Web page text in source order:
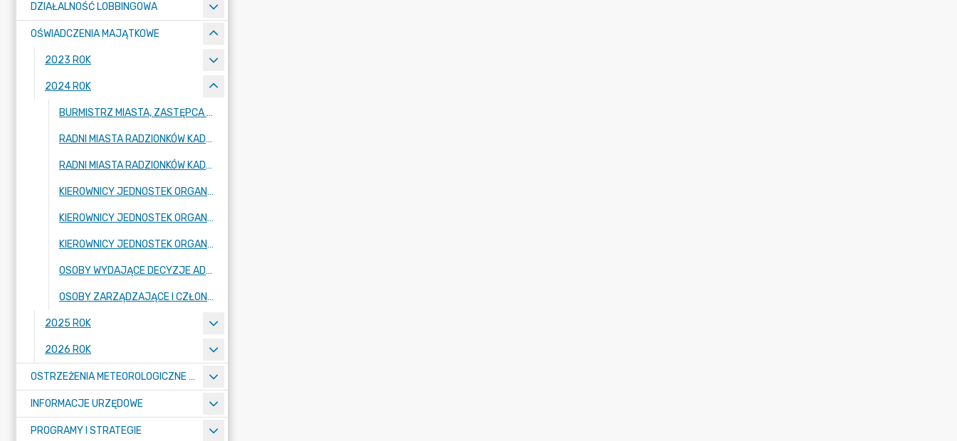
DZIAŁALNOŚĆ LOBBINGOWA
OŚWIADCZENIA MAJĄTKOWE
2023 ROK
2024 ROK
BURMISTRZ MIASTA, ZASTĘPCA BURMISTRZA MIASTA, SEKRETARZ MIASTA, SKARBNIK MIASTA
RADNI MIASTA RADZIONKÓW KADENCJA 2018-2023 (KADENCJA PRZEDŁUŻONA DO 30.04.2024 ROKU)
RADNI MIASTA RADZIONKÓW KADENCJA 2024-2029
KIEROWNICY JEDNOSTEK ORGANIZACYJNYCH - SZKOŁY, PRZEDSZKOLA
KIEROWNICY JEDNOSTEK ORGANIZACYJNYCH GMINY - JEDNOSTKI BUDŻETOWE
KIEROWNICY JEDNOSTEK ORGANIZACYJNYCH - INSTYTUCJE KULTURY
OSOBY WYDAJĄCE DECYZJE ADMINISTRACYJNE W IMIENIU BURMISTRZA MIASTA
OSOBY ZARZĄDZAJĄCE I CZŁONKOWIE ORGANÓW ZARZĄDZAJĄCYCH GMINNYMI OSOBAMI PRAWNYMI
2025 ROK
2026 ROK
OSTRZEŻENIA METEOROLOGICZNE O ZŁYM STANIE POWIETRZA I INNE
INFORMACJE URZĘDOWE
PROGRAMY I STRATEGIE